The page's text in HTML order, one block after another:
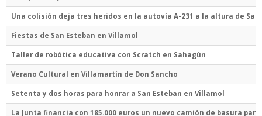
Una colisión deja tres heridos en la autovía A-231 a la altura de
Fiestas de San Esteban en Villamol
Taller de robótica educativa con Scratch en Sahagún
Verano Cultural en Villamartín de Don Sancho
Setenta y dos horas para honrar a San Esteban en Villamol
La Junta financia con 185.000 euros un nuevo camión de basura